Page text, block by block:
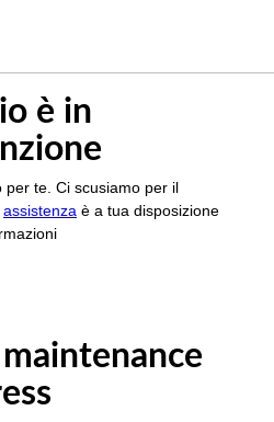
è in
per te. Ci scusiamo per il
assistenza è a tua disposizione